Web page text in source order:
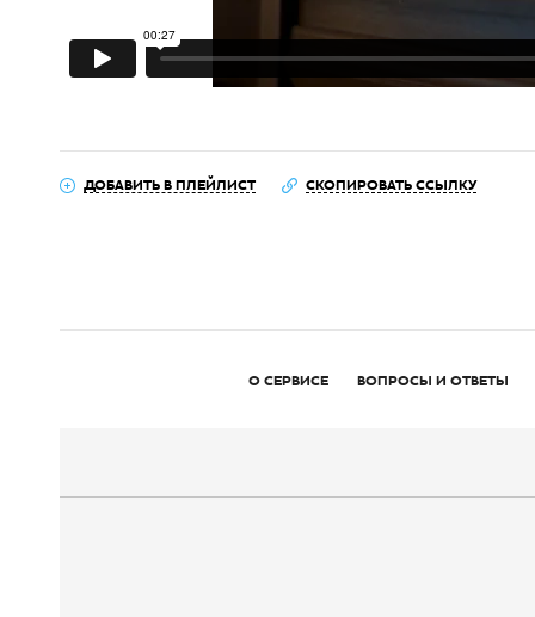
ДОБАВИТЬ В ПЛЕЙЛИСТ СКОПИРОВАТЬ ССЫЛКУ
О СЕРВИСЕ ВОПРОСЫ И ОТВЕТЫ